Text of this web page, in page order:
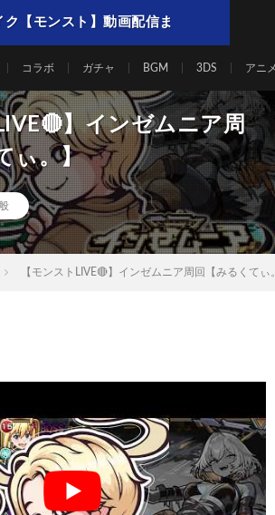
【モンスト】動画配信ま
コラボ ガチャ BGM 3DS アニ
】インゼムニア周
ぃ。】
【モンストLIVE🔴】インゼムニア周回【みるくてぃ